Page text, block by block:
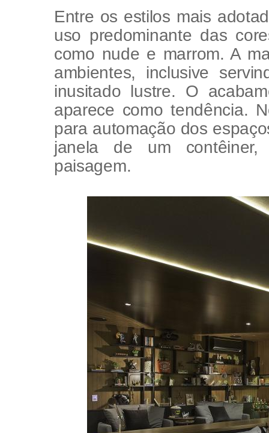
Entre os estilos mais
uso predominante das
como nude e marrom. A
ambientes, inclusive
inusitado lustre. O
aparece como tendência.
para automação dos
janela de um
paisagem.